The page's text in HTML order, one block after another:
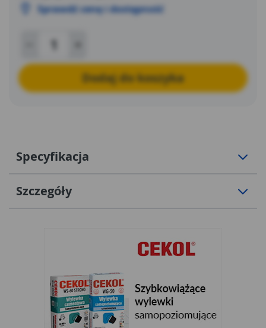
Sprawdź cenę i dostępność
Dodaj do koszyka
Specyfikacja
Szczegóły